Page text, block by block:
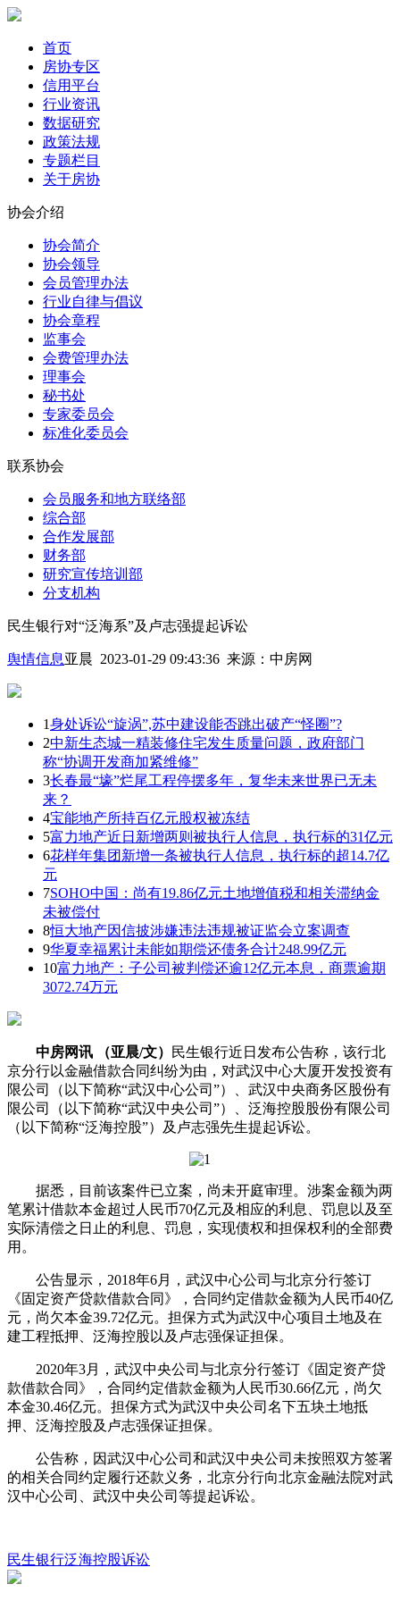
首页
房协专区
信用平台
行业资讯
数据研究
政策法规
专题栏目
关于房协
协会介绍
协会简介
协会领导
会员管理办法
行业自律与倡议
协会章程
监事会
会费管理办法
理事会
秘书处
专家委员会
标准化委员会
联系协会
会员服务和地方联络部
综合部
合作发展部
财务部
研究宣传培训部
分支机构
民生银行对“泛海系”及卢志强提起诉讼
舆情信息亚晨 2023-01-29 09:43:36 来源： 中房网
1身处诉讼“旋涡”,苏中建设能否跳出破产“怪圈”?
2中新生态城一精装修住宅发生质量问题，政府部门
称“协调开发商加紧维修”
3长春最“壕”烂尾工程停摆多年，复华未来世界已无未
来？
4宝能地产所持百亿元股权被冻结
5富力地产近日新增两则被执行人信息，执行标的31亿元
6花样年集团新增一条被执行人信息，执行标的超14.7亿
元
7SOHO中国：尚有19.86亿元土地增值税和相关滞纳金
未被偿付
8恒大地产因信披涉嫌违法违规被证监会立案调查
9华夏幸福累计未能如期偿还债务合计248.99亿元
10富力地产：子公司被判偿还逾12亿元本息，商票逾期
3072.74万元
中房网讯 （亚晨/文）
民生银行近日发布公告称，该行北
京分行以金融借款合同纠纷为由，对武汉中心大厦开发投资有
限公司（以下简称“武汉中心公司”）、武汉中央商务区股份有
限公司（以下简称“武汉中央公司”）、泛海控股股份有限公司
（以下简称“泛海控股”）及卢志强先生提起诉讼。
据悉，目前该案件已立案，尚未开庭审理。涉案金额为两
笔累计借款本金超过人民币70亿元及相应的利息、罚息以及至
实际清偿之日止的利息、罚息，实现债权和担保权利的全部费
用。
公告显示，2018年6月，武汉中心公司与北京分行签订
《固定资产贷款借款合同》，合同约定借款金额为人民币40亿
元，尚欠本金39.72亿元。担保方式为武汉中心项目土地及在
建工程抵押、泛海控股以及卢志强保证担保。
2020年3月，武汉中央公司与北京分行签订《固定资产贷
款借款合同》，合同约定借款金额为人民币30.66亿元，尚欠
本金30.46亿元。担保方式为武汉中央公司名下五块土地抵
押、泛海控股及卢志强保证担保。
公告称，因武汉中心公司和武汉中央公司未按照双方签署
的相关合同约定履行还款义务，北京分行向北京金融法院对武
汉中心公司、武汉中央公司等提起诉讼。
民生银行泛海控股诉讼